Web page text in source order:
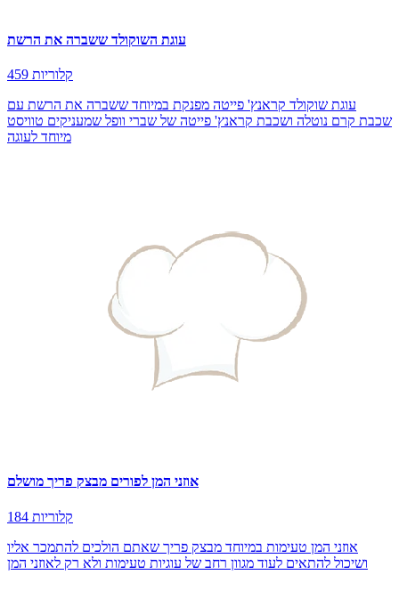
עוגת השוקולד ששברה את הרשת
459 קלוריות
עוגת שוקולד קראנץ' פייטה מפנקת במיוחד ששברה את הרשת עם
שכבת קרם נוטלה ושכבת קראנץ' פייטה של שברי וופל שמעניקים טוויסט
מיוחד לעוגה
אוזני המן לפורים מבצק פריך מושלם
184 קלוריות
אוזני המן טעימות במיוחד מבצק פריך שאתם הולכים להתמכר אליו
ושיכול להתאים לעוד מגוון רחב של עוגיות טעימות ולא רק לאוזני המן